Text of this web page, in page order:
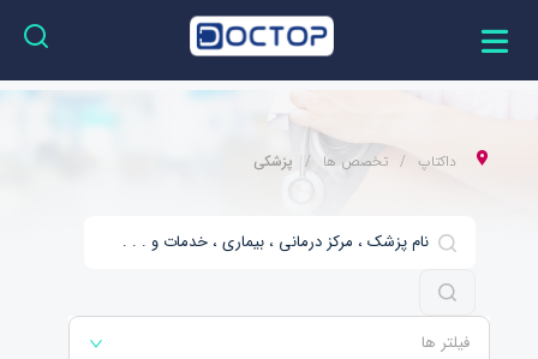
داکتاپ تخصص ها پزشکی
فیلتر ها